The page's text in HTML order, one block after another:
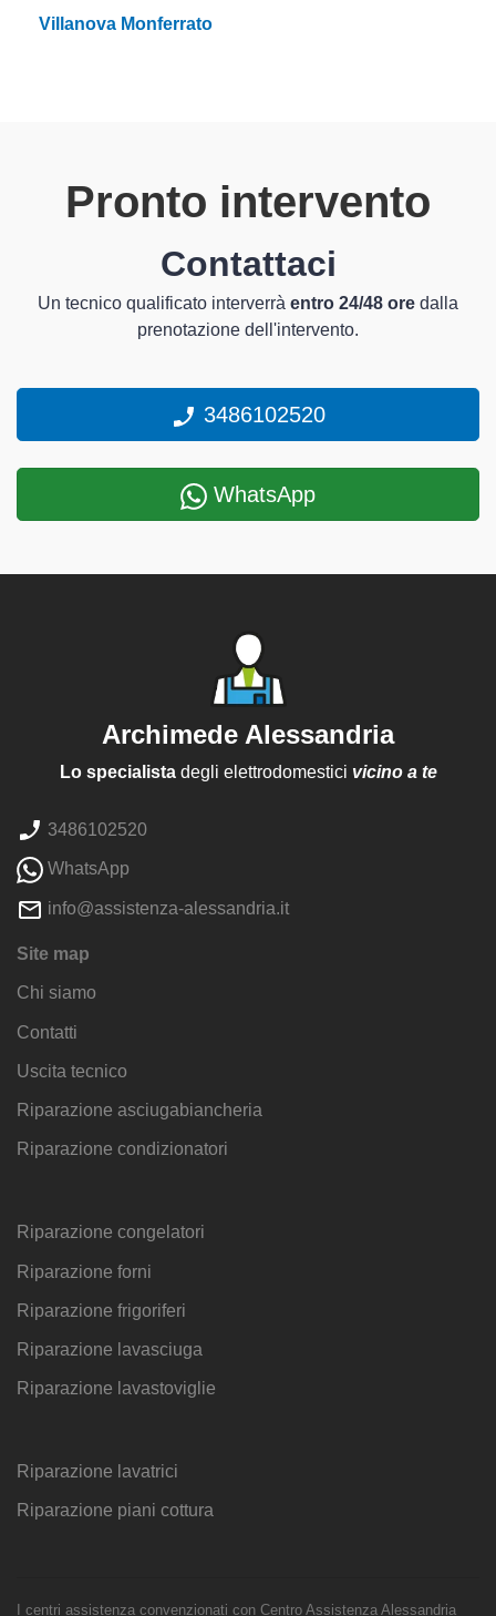
Villanova Monferrato
Pronto intervento
Contattaci
Un tecnico qualificato interverrà entro 24/48 ore dalla
prenotazione dell'intervento.
3486102520
WhatsApp
Archimede Alessandria
Lo specialistadegli elettrodomestici vicino a te
3486102520
WhatsApp
info@assistenza-alessandria.it
Site map
Chi siamo
Contatti
Uscita tecnico
Riparazione asciugabiancheria
Riparazione condizionatori
Riparazione congelatori
Riparazione forni
Riparazione frigoriferi
Riparazione lavasciuga
Riparazione lavastoviglie
Riparazione lavatrici
Riparazione piani cottura
I centri assistenza convenzionati con Centro Assistenza Alessandria